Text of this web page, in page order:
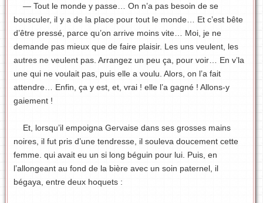
— Tout le monde y passe… On n’a pas besoin de se
bousculer, il y a de la place pour tout le monde… Et c’est bête
d’être pressé, parce qu’on arrive moins vite… Moi, je ne
demande pas mieux que de faire plaisir. Les uns veulent, les
autres ne veulent pas. Arrangez un peu ça, pour voir… En v’la
une qui ne voulait pas, puis elle a voulu. Alors, on l’a fait
attendre… Enfin, ça y est, et, vrai ! elle l’a gagné ! Allons-y
gaiement !
Et, lorsqu’il empoigna Gervaise dans ses grosses mains
noires, il fut pris d’une tendresse, il souleva doucement cette
femme. qui avait eu un si long béguin pour lui. Puis, en
l’allongeant au fond de la bière avec un soin paternel, il
bégaya, entre deux hoquets :